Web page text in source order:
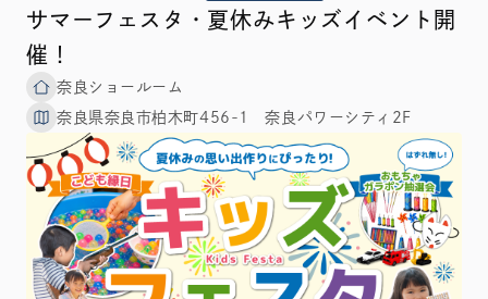
サマーフェスタ・夏休みキッズイベント開
催！
奈良ショールーム
奈良県奈良市柏木町456-1 奈良パワーシティ2F